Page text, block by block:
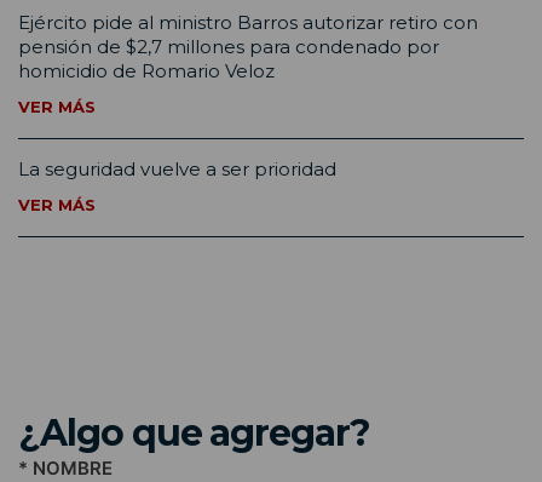
Ejército pide al ministro Barros autorizar retiro con
pensión de $2,7 millones para condenado por
homicidio de Romario Veloz
VER MÁS
La seguridad vuelve a ser prioridad
VER MÁS
¿Algo que agregar?
* NOMBRE